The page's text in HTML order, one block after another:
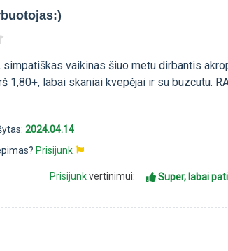
simpatiškas vaikinas šiuo metu dirbantis
1,80+, labai skaniai kvepėjai ir su buzcutu.
2024.04.14
Prisijunk
Prisijunkvertinimui: Super, labai